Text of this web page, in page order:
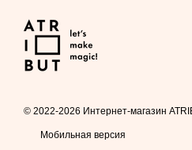
© 2022-2026 Интернет-магазин
Мобильная версия